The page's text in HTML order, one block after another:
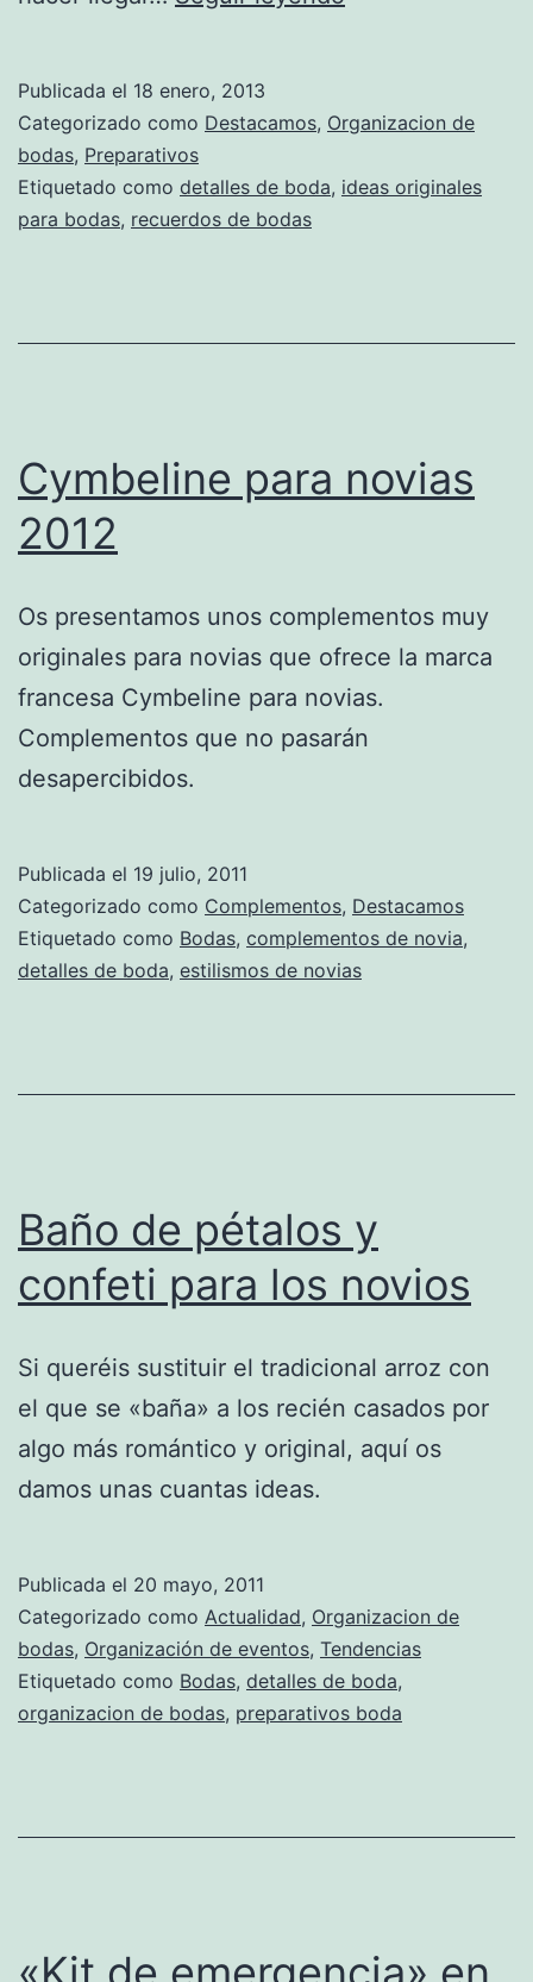
siempre.
de
Publicada el 18 enero, 2013
Categorizado como Destacamos, Organizacion de
bodas, Preparativos
Etiquetado como detalles de boda, ideas originales
para bodas, recuerdos de bodas
Cymbeline para novias
2012
Os presentamos unos complementos muy
originales para novias que ofrece la marca
francesa Cymbeline para novias.
Complementos que no pasarán
desapercibidos.
Publicada el 19 julio, 2011
Categorizado como Complementos, Destacamos
Etiquetado como Bodas, complementos de novia,
detalles de boda, estilismos de novias
Baño de pétalos y
confeti para los novios
Si queréis sustituir el tradicional arroz con
el que se «baña» a los recién casados por
algo más romántico y original, aquí os
damos unas cuantas ideas.
Publicada el 20 mayo, 2011
Categorizado como Actualidad, Organizacion de
bodas, Organización de eventos, Tendencias
Etiquetado como Bodas, detalles de boda,
organizacion de bodas, preparativos boda